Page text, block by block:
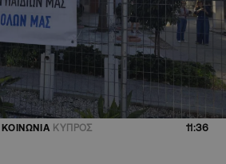
ΚΟΙΝΩΝΙΑ ΚΥΠΡΟΣ 11:36